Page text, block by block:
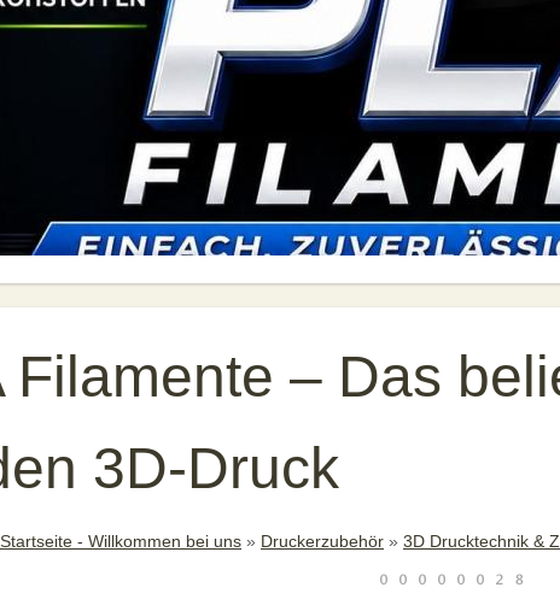
Filamente – Das
3D-Druck
Startseite - Willkommen bei uns » Druckerzubehör » 3D Drucktechnik &